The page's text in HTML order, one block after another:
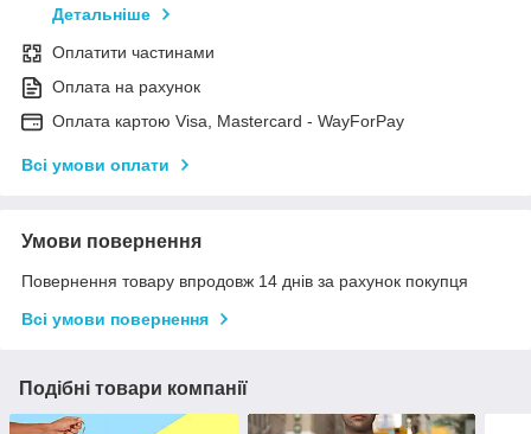
Детальніше
Оплатити частинами
Оплата на рахунок
Оплата картою Visa, Mastercard - WayForPay
Всі умови оплати
Умови повернення
Повернення товару впродовж 14 днів за рахунок покупця
Всі умови повернення
Подібні товари компанії